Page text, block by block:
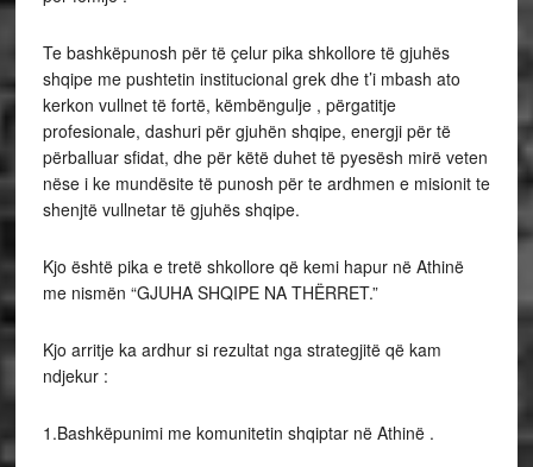
Te bashkëpunosh për të çelur pika shkollore të gjuhës
shqipe me pushtetin institucional grek dhe t’i mbash ato
kerkon vullnet të fortë, këmbëngulje , përgatitje
profesionale, dashuri për gjuhën shqipe, energji për të
përballuar sfidat, dhe për këtë duhet të pyesësh mirë veten
nëse i ke mundësite të punosh për te ardhmen e misionit te
shenjtë vullnetar të gjuhës shqipe.
Kjo është pika e tretë shkollore që kemi hapur në Athinë
me nismën “GJUHA SHQIPE NA THËRRET.”
Kjo arritje ka ardhur si rezultat nga strategjitë që kam
ndjekur :
1.Bashkëpunimi me komunitetin shqiptar në Athinë .